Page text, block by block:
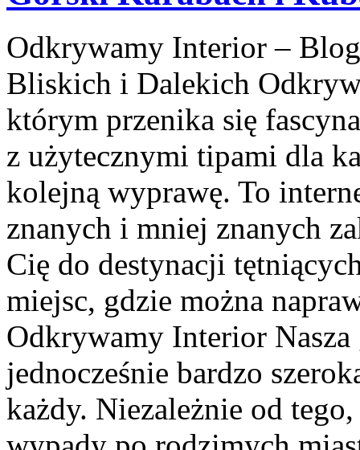
Odkrywamy Interior –
Bliskich i Dalekich
którym przenika się
z użytecznymi tipami dla
kolejną wyprawę. To
znanych i mniej znanych
Cię do destynacji
miejsc, gdzie można
Odkrywamy Interior Nasza
jednocześnie bardzo
każdy. Niezależnie od